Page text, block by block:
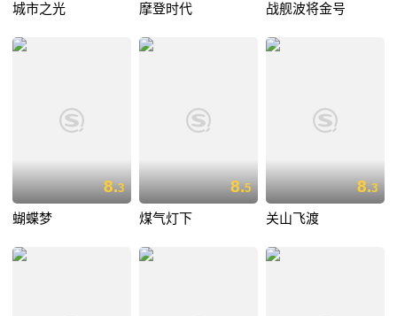
城市之光 摩登时代 战舰波将金号
8.3
蝴蝶梦
8.5
煤气灯下
8.3
关山飞渡